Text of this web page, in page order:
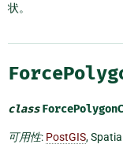
状。
class
可用性: PostGIS,